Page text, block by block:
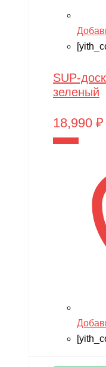
SUP-
зеленый
18,990 ₽